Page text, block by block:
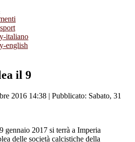
italiano
english
il 9
2016 14:38 | Pubblicato: Sabato, 31
gennaio 2017 si terrà a Imperia
delle società calcistiche della